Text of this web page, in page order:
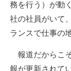
務を行う）が動
社の社員がいて
ランスで仕事の
報道だからこ
報が更新されて